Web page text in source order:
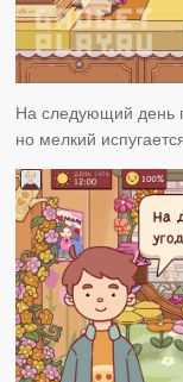
На следующий день
но мелкий